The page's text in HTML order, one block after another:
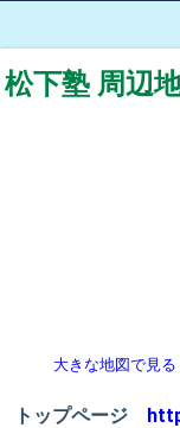
松下塾 周辺
大きな地図で見る
トップページ